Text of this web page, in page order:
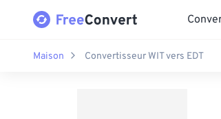
Maison Convertisseur WIT vers EDT